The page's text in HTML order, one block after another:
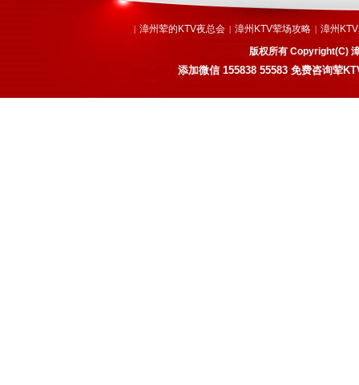
| 漳州荤的KTV夜总会 | 漳州KTV荤场攻略 | 漳州
版权所有 Copyright(C)
添加微信155838 55583 免费咨询荤